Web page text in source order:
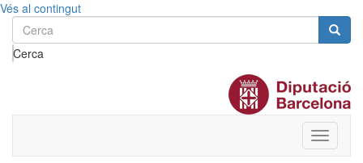
Vés al contingut
Cerca
Toggle
menu